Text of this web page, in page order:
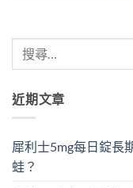
近期文章
犀利士5mg每日錠長
蛙？